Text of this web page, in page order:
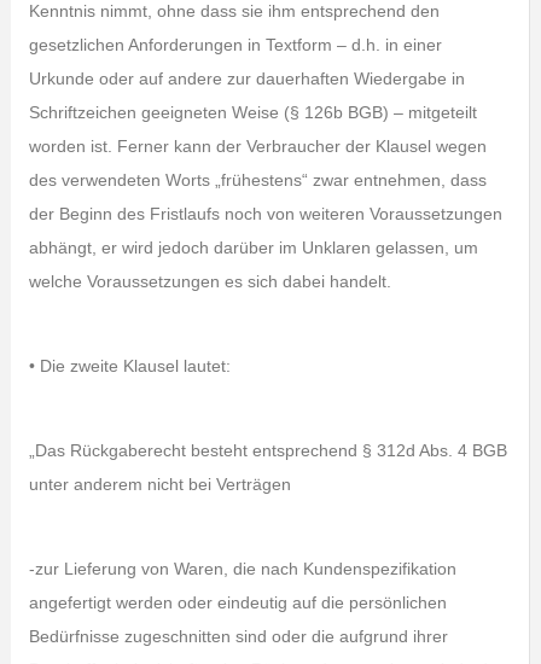
Kenntnis nimmt, ohne dass sie ihm entsprechend den
gesetzlichen Anforderungen in Textform – d.h. in einer
Urkunde oder auf andere zur dauerhaften Wiedergabe in
Schriftzeichen geeigneten Weise (§ 126b BGB) – mitgeteilt
worden ist. Ferner kann der Verbraucher der Klausel wegen
des verwendeten Worts „frühestens“ zwar entnehmen, dass
der Beginn des Fristlaufs noch von weiteren Voraussetzungen
abhängt, er wird jedoch darüber im Unklaren gelassen, um
welche Voraussetzungen es sich dabei handelt.
• Die zweite Klausel lautet:
„Das Rückgaberecht besteht entsprechend § 312d Abs. 4 BGB
unter anderem nicht bei Verträgen
-zur Lieferung von Waren, die nach Kundenspezifikation
angefertigt werden oder eindeutig auf die persönlichen
Bedürfnisse zugeschnitten sind oder die aufgrund ihrer